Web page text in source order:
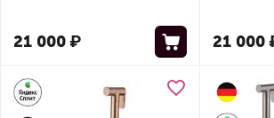
21 000₽ 21 000